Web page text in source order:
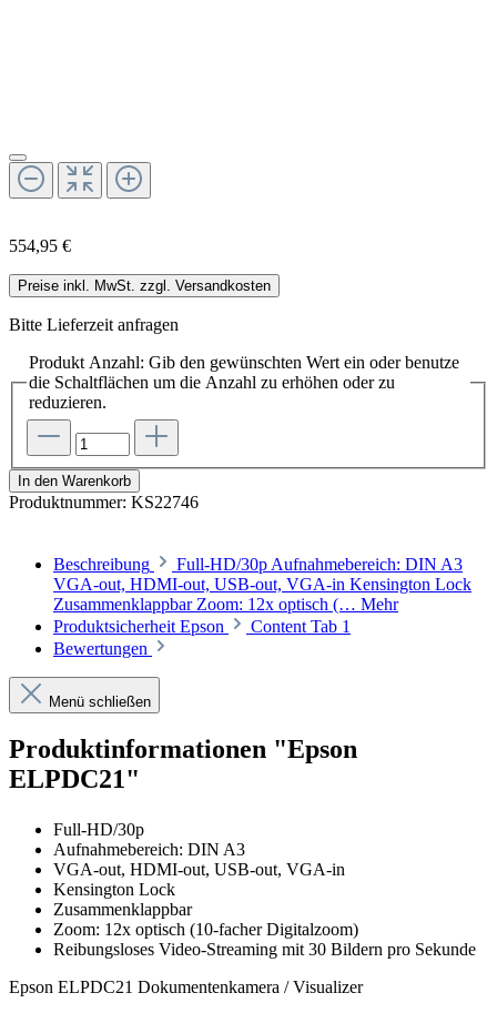
554,95 €
Preise inkl. MwSt. zzgl. Versandkosten
Bitte Lieferzeit anfragen
Produkt Anzahl: Gib den gewünschten Wert ein oder benutze
die Schaltflächen um die Anzahl zu erhöhen oder zu
reduzieren.
In den Warenkorb
Produktnummer: KS22746
Beschreibung
Full-HD/30p Aufnahmebereich: DIN A3
VGA-out, HDMI-out, USB-out, VGA-in Kensington Lock
Zusammenklappbar Zoom: 12x optisch (… Mehr
Produktsicherheit Epson
Content Tab 1
Bewertungen
Menü schließen
Produktinformationen "Epson
ELPDC21"
Full-HD/30p
Aufnahmebereich: DIN A3
VGA-out, HDMI-out, USB-out, VGA-in
Kensington Lock
Zusammenklappbar
Zoom: 12x optisch (10-facher Digitalzoom)
Reibungsloses Video-Streaming mit 30 Bildern pro Sekunde
Epson ELPDC21 Dokumentenkamera / Visualizer